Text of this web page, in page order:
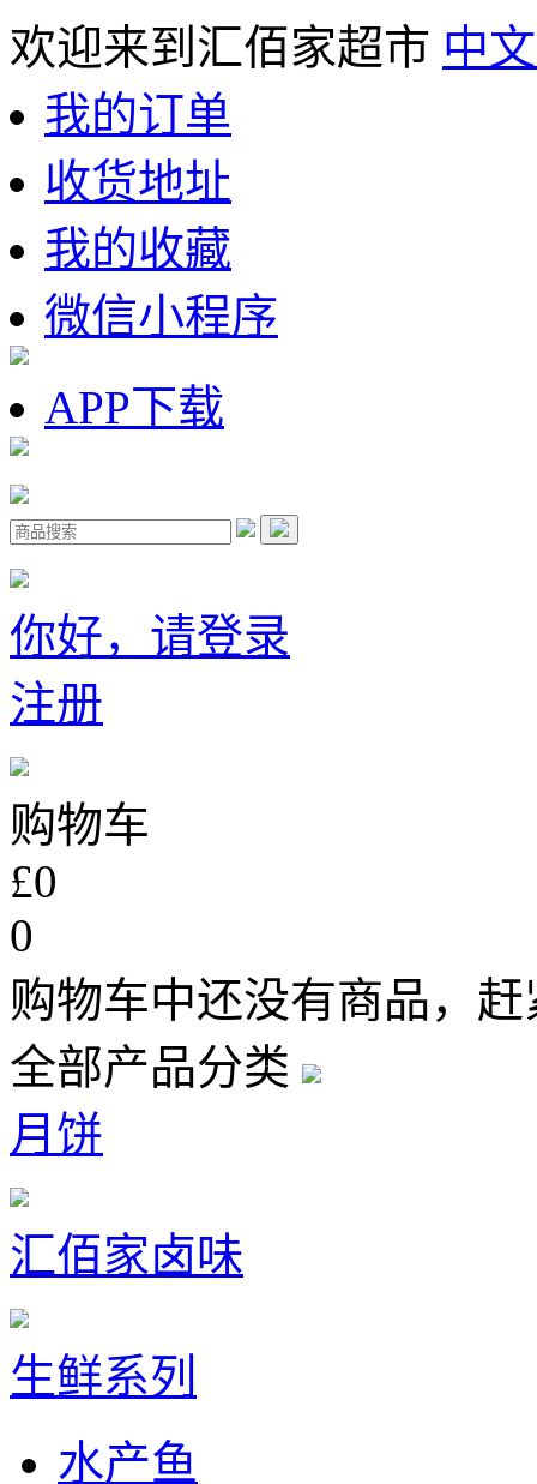
欢迎来到汇佰家超市 中
我的订单
收货地址
我的收藏
微信小程序
APP下载
你好，请登录
注册
购物车
£0
0
购物车中还没有商品，
全部产品分类
月饼
汇佰家卤味
生鲜系列
水产鱼